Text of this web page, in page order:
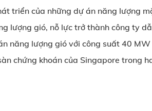
triển của những dự án năng lượng
lượng gió, nỗ lực trở thành công ty
năng lượng gió với công suất 40
chứng khoán của Singapore trong